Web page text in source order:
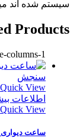
سیستم شده اند
Products
columns-1
سنجش
Quick View
اطلاعات
Quick View
ساعت دیواری ( 5194A)